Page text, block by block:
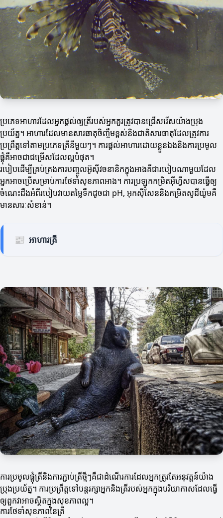
ប្រភេទអាហារដែលអ្នកផ្តល់ឲ្យត្រីរបស់អ្នកគួរត្រូវបានជ្រើសរើសយ៉ាងប្រុង
ប្រយ័ត្ន។ អាហារដែលមានសារធាតុចិញ្ចឹមខ្ពស់និងជាតិសារធាតុដែលត្រូវការ
ប្រព្រឹត្តទៅតាមប្រភេទត្រីនីមួយៗ។ ការផ្តល់អាហារដោយខ្លួនឯងនិងការប្រមូល
ផ្តុំគឺអាចជាជម្រើសដែលល្អបំផុត។
របៀបដើម្បីគ្រប់គ្រងការបញ្ចូលអ៊ូស៊ីវចនានិកក្នុងអាងគឺជារបៀបណាមួយដែល
អ្នកអាចប្រើសម្រាប់ការថែទាំសុខភាពអាង។ ការប្រឡូកកម្រិតអ៊ីហ្វីសបានធ្វើឲ្យ
ចំណេះដឹងអំពីរបៀបវាយតម្លៃទឹកដូចជា pH, អុកស៊ីសែននិងកម្រិតសូដីយ៉ូមគឺ
មានសារៈសំខាន់។
📰 អាហារត្រី
ការប្រមូលផ្តុំត្រីនិងការភ្ជាប់ត្រីថ្មីៗគឺជាដំណើរការដែលអ្នកត្រូវតែអនុវត្តន៍យ៉ាង
ប្រុងប្រយ័ត្ន។ ការប្រព្រឹត្តទៅបន្តរក្សាអ្នកនិងត្រីរបស់អ្នកក្នុងបរិយាកាសដែលធ្វើ
ឲ្យពួកវាអាចស្ថិតក្នុងសុខភាពល្អ។
ការថែទាំសុខភាពនៃត្រី